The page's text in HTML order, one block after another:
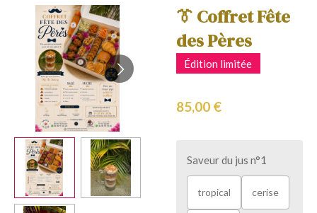
👔 Coffret Fête
des Pères
Édition limitée
85,00 €
Saveur du jus n°1
tropical cerise